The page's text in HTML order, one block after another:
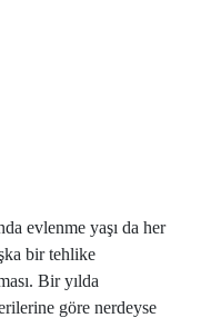
evlenme yaşı da her
bir tehlike
Bir yılda
göre nerdeyse